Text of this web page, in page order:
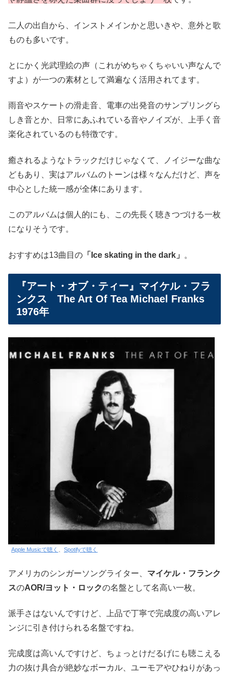
二人の出自から、インストメインかと思いきや、意外と歌
ものも多いです。
とにかく光武理絵の声（これがめちゃくちゃいい声なんで
すよ）が一つの素材として満遍なく活用されてます。
雨音やスケートの滑走音、電車の出発音のサンプリングら
しき音とか、日常にあふれている音やノイズが、上手く音
楽化されているのも特徴です。
癒されるようなトラックだけじゃなくて、ノイジーな曲な
どもあり、実はアルバムのトーンは様々なんだけど、声を
中心とした統一感が全体にあります。
このアルバムは個人的にも、この先長く聴きつづける一枚
になりそうです。
おすすめは13曲目の 「Ice skating in the dark」 。
『アート・オブ・ティー』マイケル・フラ
ンクス The Art Of Tea Michael Franks
1976年
Apple Musicで聴く Spotifyで聴く
アメリカのシンガーソングライター、 マイケル・フランク
スのAOR/ヨット・ロックの名盤として名高い一枚。
派手さはないんですけど、上品で丁寧で完成度の高いアレ
ンジに引き付けられる名盤ですね。
完成度は高いんですけど、ちょっとけだるげにも聴こえる
力の抜け具合が絶妙なボーカル、ユーモアやひねりがあっ